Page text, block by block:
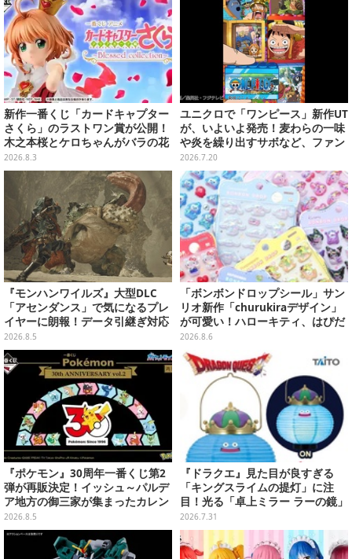
新作一番くじ「カードキャプター
さくら」のラストワン賞が公開！
木之本桜とケロちゃんがバラの花
びらに包まれている姿で立体化
2026.8.3
ユニクロで「ワンピース」新作UT
が、いよいよ発売！麦わらの一味
や炎を繰り出すサボなど、ファン
の心を揺さぶる全4種
2026.7.20
『モンハンワイルズ』大型DLC
「アセンダンス」で気になるプレ
イヤーに朗報！データ引継ぎ対応
の「序盤体験版」が本日8月5日配
信
2026.8.5
「ボンボンドロップシール」サン
リオ新作「churukiraデザイン」
が可愛い！ハローキティ、はぴだ
んぶいなど全8種類が順次展開
2026.8.6
『ポケモン』30周年一番くじ第2
弾が再販決定！イッシュ～パルデ
ア地方の御三家が集まったカレン
ダー、ぬいぐるみなど記念グッズ
盛りだくさん
2026.8.5
『ドラクエ』見た目が良すぎる
「キングスライムの提灯」に注
目！光る「卓上ミラー ラーの鏡」
ほか6プライズが8月順次展開
2026.7.31